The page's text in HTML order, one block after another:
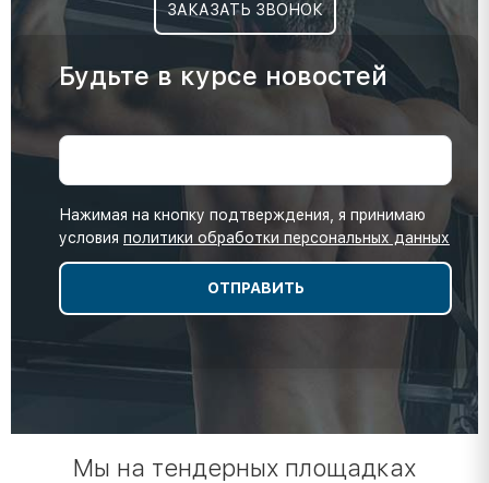
ЗАКАЗАТЬ ЗВОНОК
Будьте в курсе новостей
Нажимая на кнопку подтверждения, я принимаю
условия политики обработки персональных данных
Мы на тендерных площадках